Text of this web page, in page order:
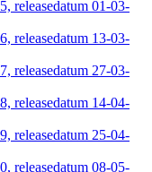
releasedatum 01-03-
releasedatum 13-03-
releasedatum 27-03-
releasedatum 14-04-
releasedatum 25-04-
releasedatum 08-05-